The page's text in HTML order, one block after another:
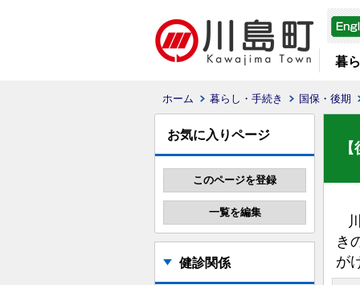
暮
ホーム 暮らし・手続き 国保・後期
お気に入りページ
健診関係
き
が